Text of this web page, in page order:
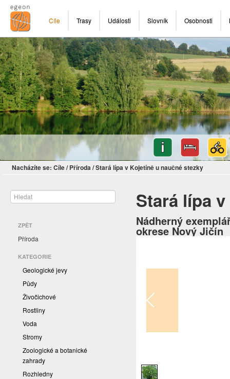
Cíle Trasy Události Slovník Osobnosti
Nacházíte se: Cíle/ Příroda/Stará lípa v Kojetíně u naučné stezky
ZPĚT
Příroda
KATEGORIE
Geologické jevy
Půdy
Živočichové
Rostliny
Voda
Stromy
Zoologické a botanické
zahrady
Rozhledny
Stará lípa
Nádherný
okrese Nový Jičín